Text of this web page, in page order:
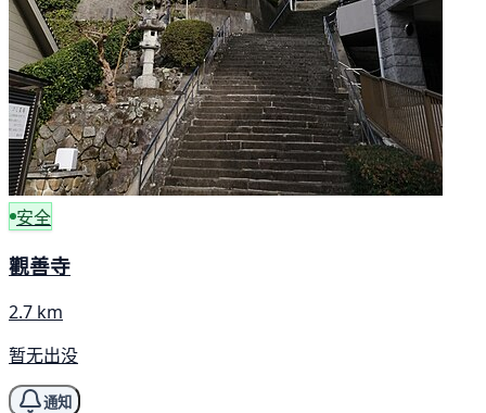
安全
觀善寺
2.7 km
暂无出没
通知